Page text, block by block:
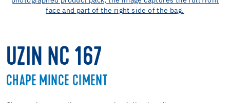
UZIN NC 167
CHAPE MINCE CIMENT